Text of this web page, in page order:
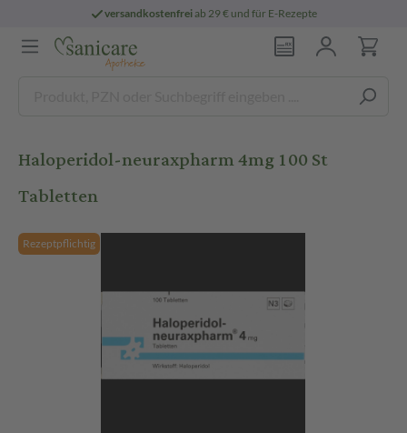
versandkostenfreiab 29 € und für E-Rezepte
Haloperidol-neuraxpharm 4mg 100 St
Tabletten
Rezeptpflichtig